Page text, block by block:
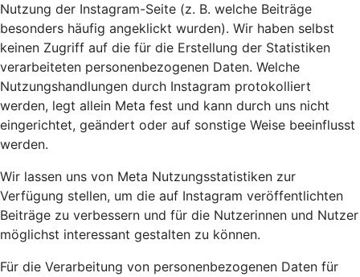
Nutzung der Instagram-Seite (z. B. welche Beiträge
besonders häufig angeklickt wurden). Wir haben selbst
keinen Zugriff auf die für die Erstellung der Statistiken
verarbeiteten personenbezogenen Daten. Welche
Nutzungshandlungen durch Instagram protokolliert
werden, legt allein Meta fest und kann durch uns nicht
eingerichtet, geändert oder auf sonstige Weise beeinflusst
werden.
Wir lassen uns von Meta Nutzungsstatistiken zur
Verfügung stellen, um die auf Instagram veröffentlichten
Beiträge zu verbessern und für die Nutzerinnen und Nutzer
möglichst interessant gestalten zu können.
Für die Verarbeitung von personenbezogenen Daten für